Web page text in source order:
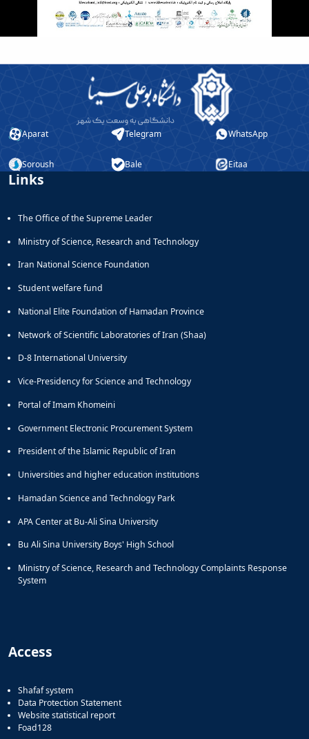
776122919645718923738709642.jpg
Aparat Telegram WhatsApp
Soroush Bale Eitaa
Links
The Office of the Supreme Leader
Ministry of Science, Research and Technology
Iran National Science Foundation
Student welfare fund
National Elite Foundation of Hamadan Province
Network of Scientific Laboratories of Iran (Shaa)
D-8 International University
Vice-Presidency for Science and Technology
Portal of Imam Khomeini
Government Electronic Procurement System
President of the Islamic Republic of Iran
Universities and higher education institutions
Hamadan Science and Technology Park
APA Center at Bu-Ali Sina University
Bu Ali Sina University Boys' High School
Ministry of Science, Research and Technology Complaints Response
System
Access
Shafaf system
Data Protection Statement
Website statistical report
Foad128